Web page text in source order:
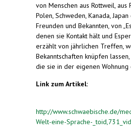
von Menschen aus Rottweil, aus
Polen, Schweden, Kanada,
Freunden und Bekannten, von
denen sie Kontakt hält und
erzählt von jährlichen Treffen,
Bekanntschaften knüpfen
die sie in der eigenen Wohnung
Link zum Artikel:
http://www.schwaebische.de/
Welt-eine-Sprache-